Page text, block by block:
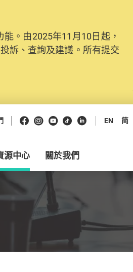
。由2025年11月10日起，
訴、查詢及建議。所有提交
Facebook
Instagram
Youtube
抖音領英 EN 简
源中心 關於我們